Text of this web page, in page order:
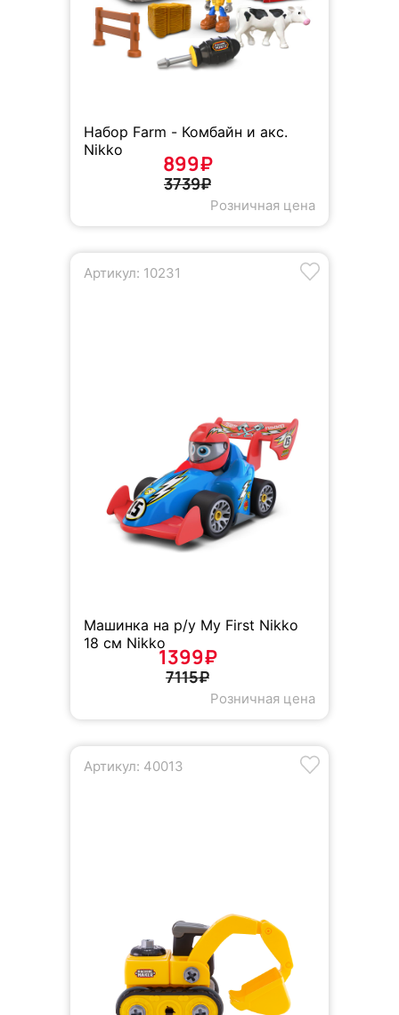
Набор Farm - Комбайн и акс.
Nikko
899₽
3739₽
Розничная цена
Артикул: 10231
Машинка на р/у My First Nikko
18 cм Nikko
1399₽
7115₽
Розничная цена
Артикул: 40013